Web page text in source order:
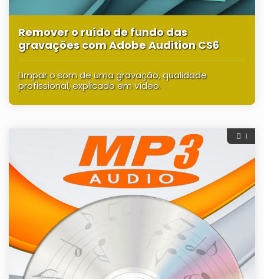
Remover o ruído de fundo das
gravações com Adobe Audition CS6
Limpar o som de uma gravação, qualidade
profissional, explicado em vídeo.
1